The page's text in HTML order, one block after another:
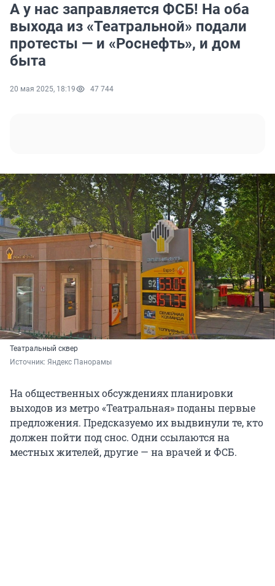
А у нас заправляется ФСБ! На оба
выхода из «Театральной» подали
протесты — и «Роснефть», и дом
быта
20 мая 2025, 18:19 47 744
Театральный сквер
Источник: Яндекс Панорамы
На общественных обсуждениях планировки
выходов из метро «Театральная» поданы первые
предложения. Предсказуемо их выдвинули те, кто
должен пойти под снос. Одни ссылаются на
местных жителей, другие — на врачей и ФСБ.